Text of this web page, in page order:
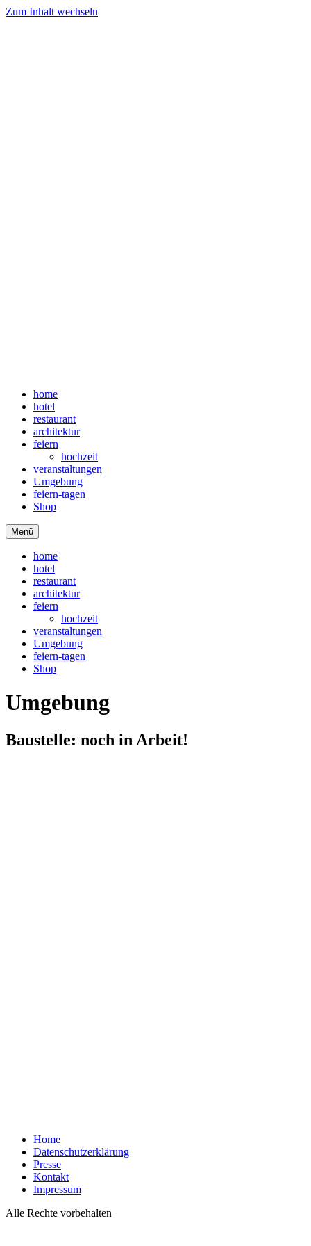
Zum Inhalt wechseln
home
hotel
restaurant
architektur
feiern
hochzeit
veranstaltungen
Umgebung
feiern-tagen
Shop
Menü
home
hotel
restaurant
architektur
feiern
hochzeit
veranstaltungen
Umgebung
feiern-tagen
Shop
Umgebung
Baustelle: noch in Arbeit!
Home
Datenschutzerklärung
Presse
Kontakt
Impressum
Alle Rechte vorbehalten